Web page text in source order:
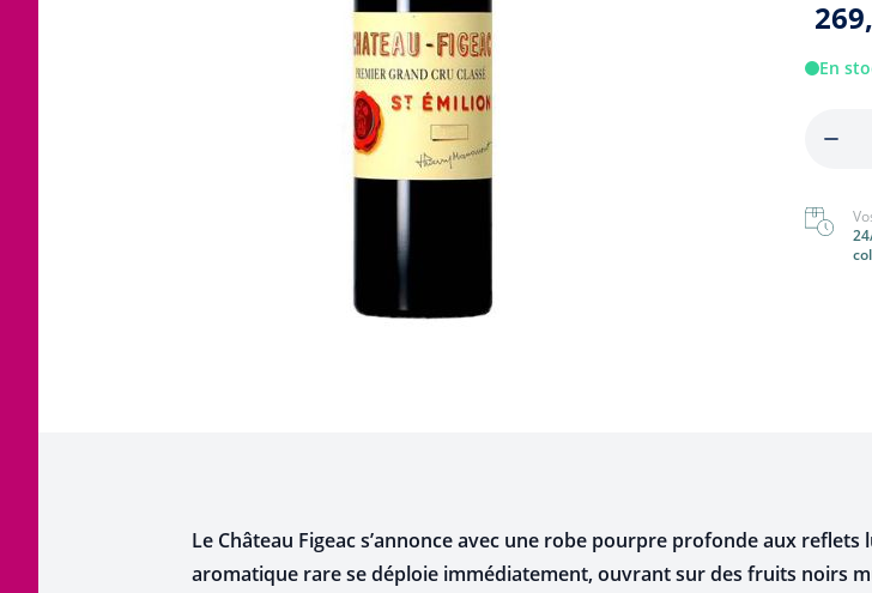
Languedoc
En
Le Château Figeac s’annonce avec une robe pourpre profonde aux
aromatique rare se déploie immédiatement, ouvrant sur des fruits noirs